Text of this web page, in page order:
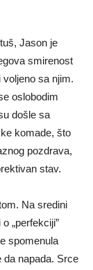
Jason je
smirenost
sa njim.
oslobodim
došle sa
komade, što
pozdrava,
stav.
Na sredini
„perfekciji”
spomenula
da napada. Srce